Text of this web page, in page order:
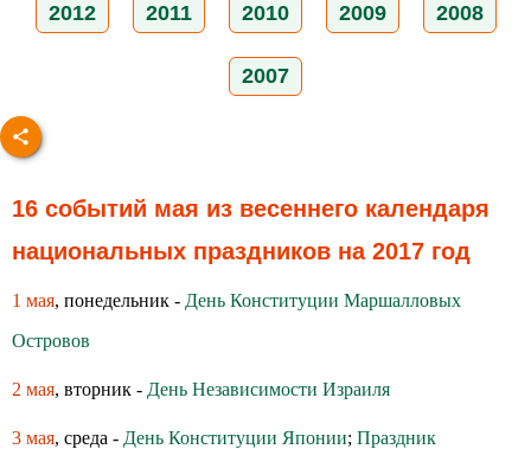
2012 2011 2010 2009 2008
2007
16 событий мая из весеннего календаря
национальных праздников на 2017 год
1 мая, понедельник - День Конституции Маршалловых
Островов
2 мая, вторник - День Независимости Израиля
3 мая, среда - День Конституции Японии; Праздник